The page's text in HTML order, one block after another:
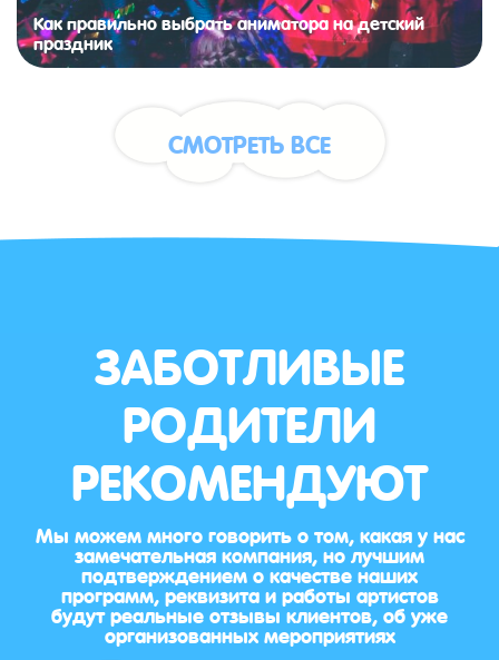
Как правильно выбрать аниматора на детский
праздник
СМОТРЕТЬ ВСЕ
ЗАБОТЛИВЫЕ
РОДИТЕЛИ
РЕКОМЕНДУЮТ
Мы можем много говорить о том, какая у нас
замечательная компания, но лучшим
подтверждением о качестве наших
программ, реквизита и работы артистов
будут реальные отзывы клиентов, об уже
организованных мероприятиях